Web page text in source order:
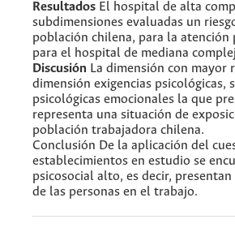
Resultados El hospital de alta
subdimensiones evaluadas un
población chilena, para la
para el hospital de mediana
Discusión La dimensión con mayor
dimensión exigencias psicológicas,
psicológicas emocionales la que
representa una situación de
población trabajadora chilena.
Conclusión De la aplicación del
establecimientos en estudio se
psicosocial alto, es decir,
de las personas en el trabajo.